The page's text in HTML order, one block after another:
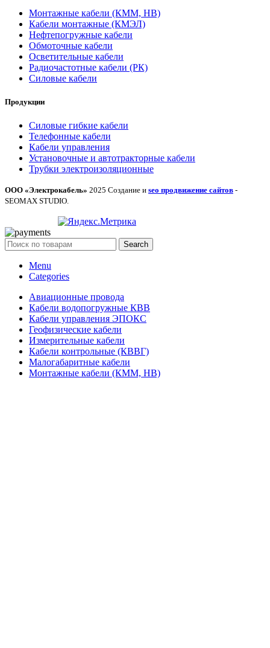
Монтажные кабели (КММ, НВ)
Кабели монтажные (КМЭЛ)
Нефтепогружные кабели
Обмоточные кабели
Осветительные кабели
Радиочастотные кабели (РК)
Силовые кабели
Продукции
Силовые гибкие кабели
Телефонные кабели
Кабели управления
Установочные и автотракторные кабели
Трубки электроизоляционные
ООО «Электрокабель» 2025 Создание и seo продвижение сайтов -
SEOMAX STUDIO.
Search
Menu
Categories
Авиационные провода
Кабели водопогружные КВВ
Кабели управления ЭПОКС
Геофизические кабели
Измерительные кабели
Кабели контрольные (КВВГ)
Малогабаритные кабели
Монтажные кабели (КММ, НВ)